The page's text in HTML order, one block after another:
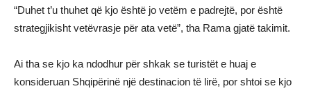
“Duhet t’u thuhet që kjo është jo vetëm e padrejtë, por është
strategjikisht vetëvrasje për ata vetë”, tha Rama gjatë takimit.
Ai tha se kjo ka ndodhur për shkak se turistët e huaj e
konsideruan Shqipërinë një destinacion të lirë, por shtoi se kjo